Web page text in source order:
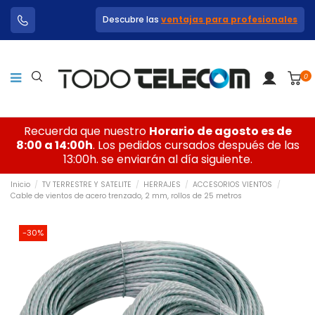
Descubre las ventajas para profesionales
0
Recuerda que nuestro Horario de agosto es de
8:00 a 14:00h. Los pedidos cursados después de las
13:00h. se enviarán al día siguiente.
Inicio TV TERRESTRE Y SATELITE HERRAJES
ACCESORIOS VIENTOS
Cable de vientos de acero trenzado, 2 mm, rollos de 25 metros
-30%